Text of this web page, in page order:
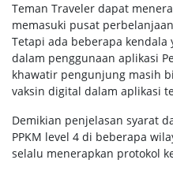
Teman Traveler dapat
memasuki pusat
Tetapi ada beberapa
dalam penggunaan aplikasi
khawatir pengunjung masih
vaksin digital dalam aplikasi
Demikian penjelasan syarat
PPKM level 4 di beberapa
selalu menerapkan protokol